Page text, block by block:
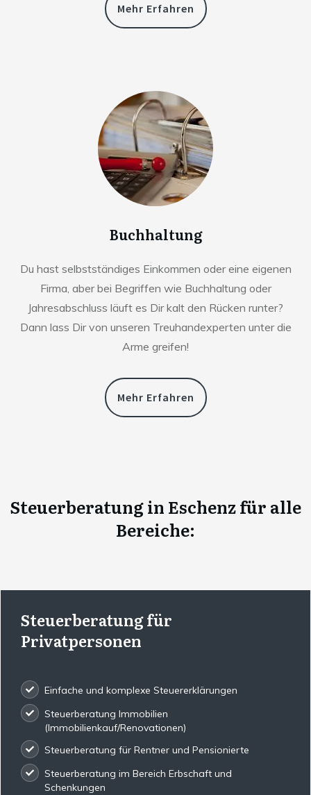
Mehr Erfahren
Buchhaltung
Du hast selbstständiges Einkommen oder eine eigenen
Firma, aber bei Begriffen wie Buchhaltung oder
Jahresabschluss läuft es Dir kalt den Rücken runter?
Dann lass Dir von unseren Treuhandexperten unter die
Arme greifen!
Mehr Erfahren
Steuerberatungin Eschenzfür alle
Bereiche:
Steuerberatung für
Privatpersonen
Einfache und komplexe Steuererklärungen
Steuerberatung Immobilien
(Immobilienkauf/Renovationen)
Steuerberatung für Rentner und Pensionierte
Steuerberatung im Bereich Erbschaft und
Schenkungen